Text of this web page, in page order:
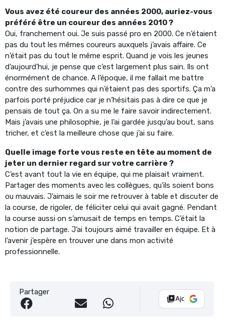
Vous avez été coureur des années 2000, auriez-vous
préféré être un coureur des années 2010 ?
Oui, franchement oui. Je suis passé pro en 2000. Ce n’étaient
pas du tout les mêmes coureurs auxquels j’avais affaire. Ce
n’était pas du tout le même esprit. Quand je vois les jeunes
d’aujourd’hui, je pense que c’est largement plus sain. Ils ont
énormément de chance. A l’époque, il me fallait me battre
contre des surhommes qui n’étaient pas des sportifs. Ça m’a
parfois porté préjudice car je n’hésitais pas à dire ce que je
pensais de tout ça. On a su me le faire savoir indirectement.
Mais j’avais une philosophie, je l’ai gardée jusqu’au bout, sans
tricher, et c’est la meilleure chose que j’ai su faire.
Quelle image forte vous reste en tête au moment de
jeter un dernier regard sur votre carrière ?
C’est avant tout la vie en équipe, qui me plaisait vraiment.
Partager des moments avec les collègues, qu’ils soient bons
ou mauvais. J’aimais le soir me retrouver à table et discuter de
la course, de rigoler, de féliciter celui qui avait gagné. Pendant
la course aussi on s’amusait de temps en temps. C’était la
notion de partage. J’ai toujours aimé travailler en équipe. Et à
l’avenir j’espère en trouver une dans mon activité
professionnelle.
Partager
Ajouter Vélo